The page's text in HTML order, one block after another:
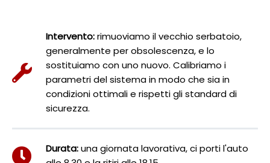
Intervento:rimuoviamo il vecchio serbatoio,
generalmente per obsolescenza, e lo
sostituiamo con uno nuovo. Calibriamo i
parametri del sistema in modo che sia in
condizioni ottimali e rispetti gli standard di
sicurezza.
Durata:una giornata lavorativa, ci porti l'auto